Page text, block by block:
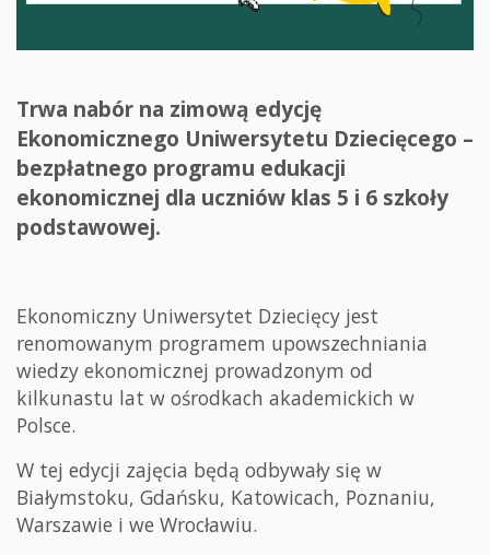
Trwa nabór na zimową edycję
Ekonomicznego Uniwersytetu Dziecięcego –
bezpłatnego programu edukacji
ekonomicznej dla uczniów klas 5 i 6 szkoły
podstawowej.
Ekonomiczny Uniwersytet Dziecięcy jest
renomowanym programem upowszechniania
wiedzy ekonomicznej prowadzonym od
kilkunastu lat w ośrodkach akademickich w
Polsce.
W tej edycji zajęcia będą odbywały się w
Białymstoku, Gdańsku, Katowicach, Poznaniu,
Warszawie i we Wrocławiu.